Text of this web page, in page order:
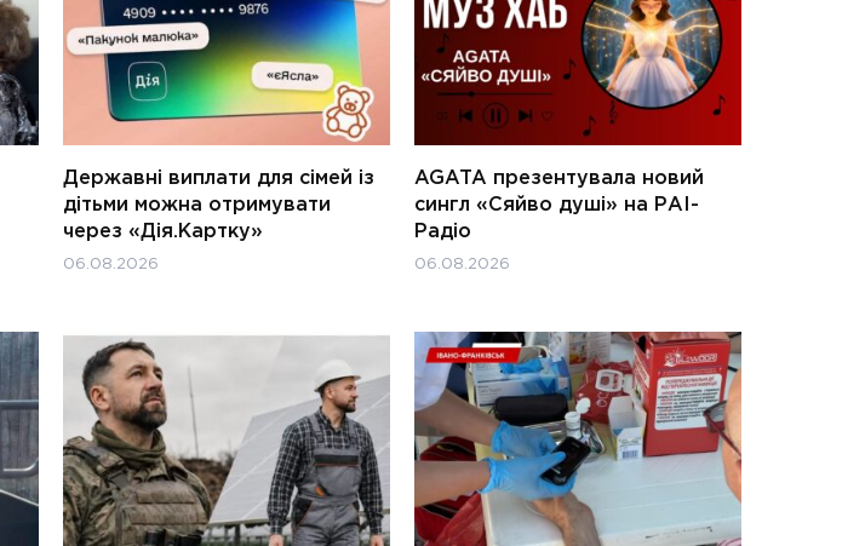
Державні виплати для сімей із
дітьми можна отримувати
через «Дія.Картку»
06.08.2026
AGATA презентувала новий
сингл «Сяйво душі» на РАІ-
Радіо
06.08.2026